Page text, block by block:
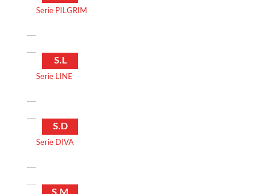
Serie PILGRIM
S.L
Serie LINE
S.D
Serie DIVA